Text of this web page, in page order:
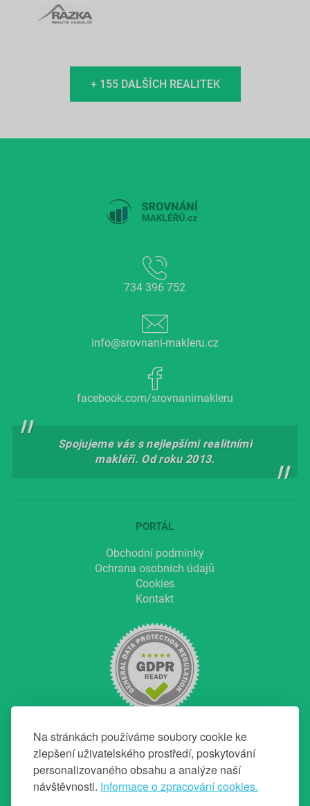
Na stránkách používáme soubory cookie ke
zlepšení uživatelského prostředí, poskytování
personalizovaného obsahu a analýze naší
návštěvnosti. Informace o zpracování cookies.
+ 155 DALŠÍCH REALITEK
734 396 752
info@srovnani-makleru.cz
facebook.com/srovnanimakleru
Spojujeme vás s nejlepšími realitními
makléři. Od roku 2013.
PORTÁL
Obchodní podmínky
Ochrana osobních údajů
Cookies
Kontakt
NAVIGACE